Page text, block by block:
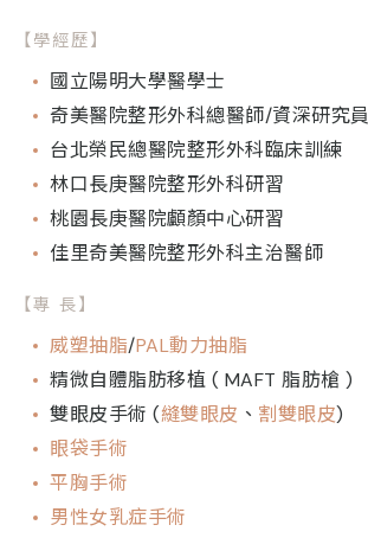
【學經歷】
國立陽明大學醫學士
奇美醫院整形外科總醫師/資深研究員
台北榮民總醫院整形外科臨床訓練
林口長庚醫院整形外科研習
桃園長庚醫院顱顏中心研習
佳里奇美醫院整形外科主治醫師
【專 長】
威塑抽脂/PAL動力抽脂
精微自體脂肪移植 ( MAFT 脂肪槍 )
雙眼皮手術 (縫雙眼皮 、 割雙眼皮)
眼袋手術
平胸手術
男性女乳症手術